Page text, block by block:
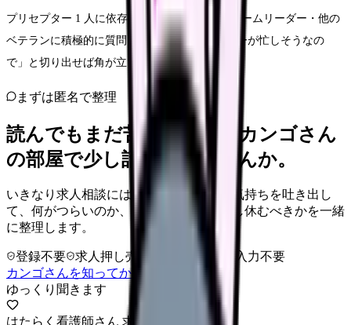
プリセプター 1 人に依存せず、リーダー Ns・チームリーダー・他の
ベテランに積極的に質問します。「プリセプターが忙しそうなの
で」と切り出せば角が立ちません。
まずは匿名で整理
読んでもまだ苦しいなら、カンゴさん
の部屋で少し話してみませんか。
いきなり求人相談には進みません。今の気持ちを吐き出し
て、何がつらいのか、辞めるべきか、少し休むべきかを一緒
に整理します。
登録不要 求人押し売りなし
病院名は入力不要
カンゴさんを知ってから相談する
ゆっくり聞きます
はたらく看護師さん 求人